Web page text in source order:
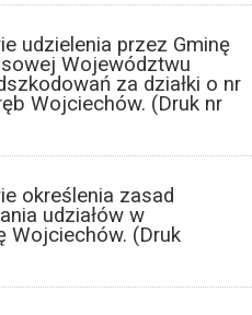
udzielenia przez Gminę
Województwu
za działki o nr
Wojciechów. (Druk nr
określenia zasad
udziałów w
Wojciechów. (Druk